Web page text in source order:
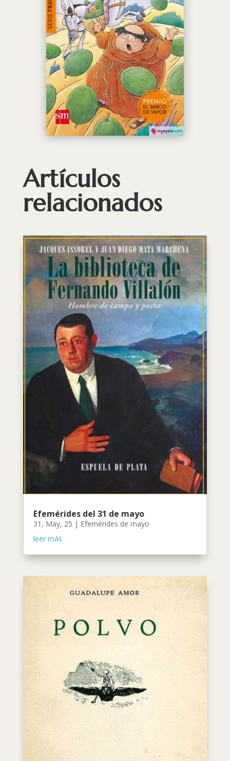
Artículos
relacionados
Efemérides del 31 de mayo
31, May, 25 | Efemérides de mayo
leer más